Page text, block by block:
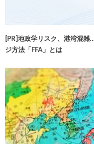
[PR]地政学リスク、港湾混
ジ方法「FFA」とは